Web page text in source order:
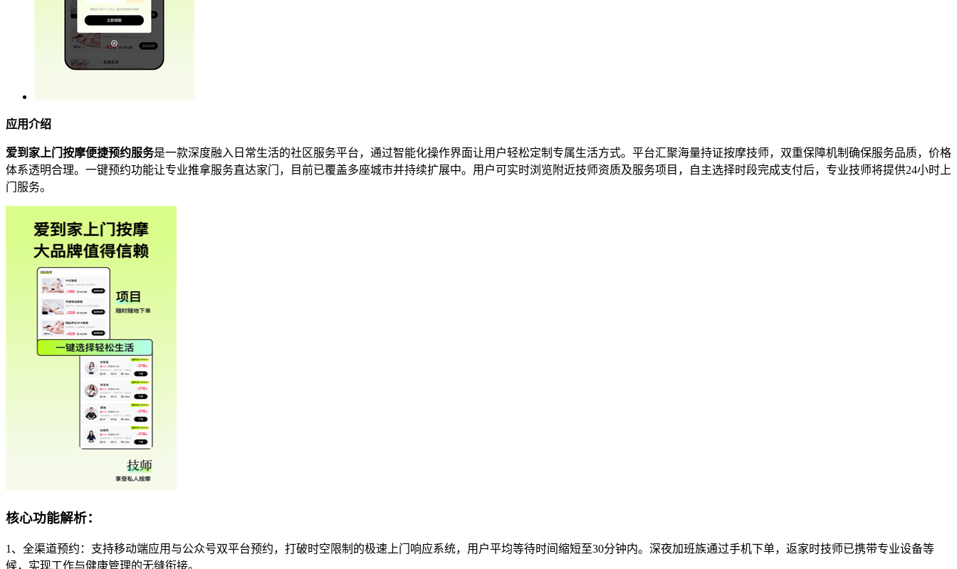
应用介绍
爱到家上门按摩便捷预约服务是一款深度融入日常生活的社区服务平台，通过智能化操作界面让用户轻松定制专属生活方式。平台汇聚海量持证按摩技师，双重保障机制确保服务品质，价格
体系透明合理。一键预约功能让专业推拿服务直达家门，目前已覆盖多座城市并持续扩展中。用户可实时浏览附近技师资质及服务项目，自主选择时段完成支付后，专业技师将提供24小时上
门服务。
核心功能解析：
1、全渠道预约：支持移动端应用与公众号双平台预约，打破时空限制的极速上门响应系统，用户平均等待时间缩短至30分钟内。深夜加班族通过手机下单，返家时技师已携带专业设备等
候，实现工作与健康管理的无缝衔接。